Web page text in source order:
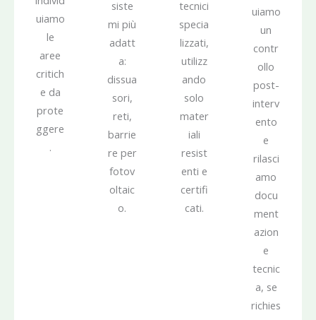
uiamo
le
aree
critich
e da
prote
ggere
.
siste
mi più
adatt
a:
dissua
sori,
reti,
barrie
re per
fotov
oltaic
o.
tecnici
specia
lizzati,
utilizz
ando
solo
mater
iali
resist
enti e
certifi
cati.
uiamo
un
contr
ollo
post-
interv
ento
e
rilasci
amo
docu
ment
azion
e
tecnic
a, se
richies